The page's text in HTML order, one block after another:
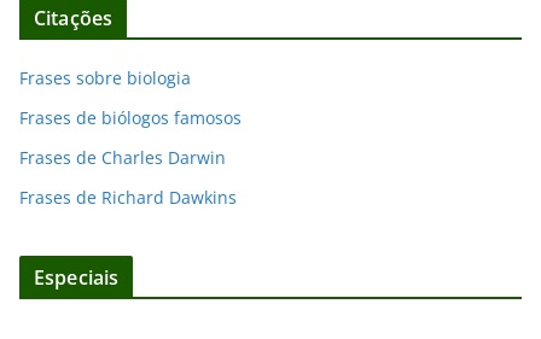
Citações
Frases sobre biologia
Frases de biólogos famosos
Frases de Charles Darwin
Frases de Richard Dawkins
Especiais